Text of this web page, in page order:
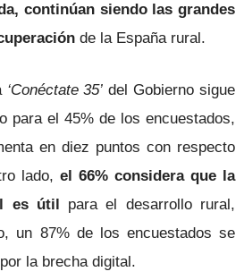
continúan siendo las grandes
de la España rural.
‘Conéctate 35’ del Gobierno sigue
para el 45% de los encuestados,
en diez puntos con respecto
lado, el 66% considera que la
es útil para el desarrollo rural,
un 87% de los encuestados se
la brecha digital.